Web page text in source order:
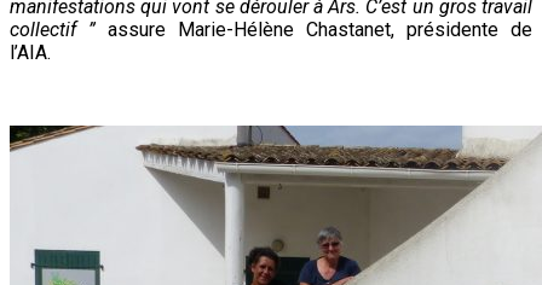
manifestations qui vont se dérouler à Ars. C’est un gros travail
collectif ” assure Marie-Hélène Chastanet, présidente de
l’AIA.